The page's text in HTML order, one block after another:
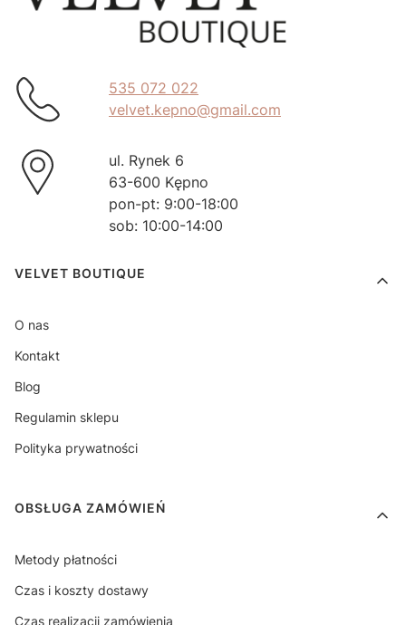
535 072 022
velvet.kepno@gmail.com
ul. Rynek 6
63-600 Kępno
pon-pt: 9:00-18:00
sob: 10:00-14:00
Linki w stopce
VELVET BOUTIQUE
O nas
Kontakt
Blog
Regulamin sklepu
Polityka prywatności
OBSŁUGA ZAMÓWIEŃ
Metody płatności
Czas i koszty dostawy
Czas realizacji zamówienia